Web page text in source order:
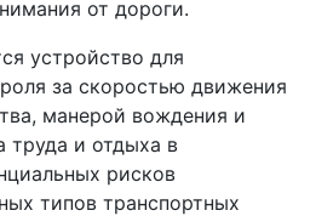
от дороги.
устройство для
за скоростью движения
манерой вождения и
и отдыха в
рисков
типов транспортных